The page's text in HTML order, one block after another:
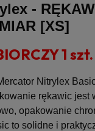
-
[XS]
1
Nitrylex
rękawic
opakowanie
to solidne i